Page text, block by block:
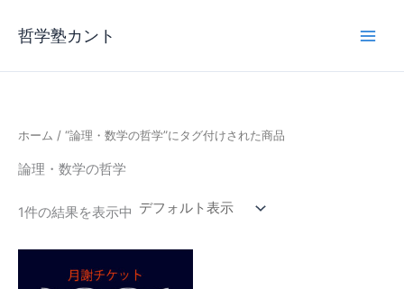
ス
哲学塾カント
ホーム / “論理・数学の哲学”にタグ付けされた商品
論理・数学の哲学
1件の結果を表示中